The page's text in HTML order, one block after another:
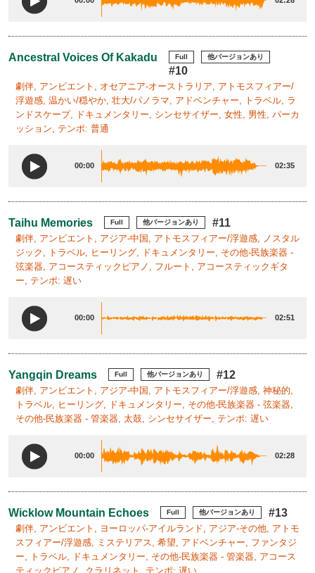
Ancestral Voices Of Kakadu Full 他バージョンあり
#10
劇伴, アンビエント, オセアニア-オーストラリア, アトモスフィアー/
浮遊感, 温かい/穏やか, 壮大/パノラマ, アドベンチャー, トラベル, ラ
ンドスケープ, ドキュメンタリー, シンセサイザー, 女性, 男性, パーカ
ッション, テンポ: 普通
00:00 02:35
Taihu Memories Full 他バージョンあり #11
劇伴, アンビエント, アジア-中国, アトモスフィアー/浮遊感, ノスタル
ジック, トラベル, ヒーリング, ドキュメンタリー, その他-民族楽器 -
弦楽器, アコースティックピアノ, フルート, アコースティックギタ
ー, テンポ: 遅い
00:00 02:51
Yangqin Dreams Full 他バージョンあり #12
劇伴, アンビエント, アジア-中国, アトモスフィアー/浮遊感, 神秘的,
トラベル, ヒーリング, ドキュメンタリー, その他-民族楽器 - 弦楽器,
その他-民族楽器 - 管楽器, 太鼓, シンセサイザー, テンポ: 遅い
00:00 02:28
Wicklow Mountain Echoes Full 他バージョンあり #13
劇伴, アンビエント, ヨーロッパ-アイルランド, アジア-その他, アトモ
スフィアー/浮遊感, ミステリアス, 希望, アドベンチャー, ファンタジ
ー, トラベル, ドキュメンタリー, その他-民族楽器 - 管楽器, アコース
ティックピアノ, クラリネット, テンポ: 遅い